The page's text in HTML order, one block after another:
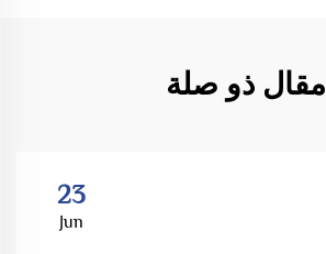
مقال ذو صلة
23
Jun